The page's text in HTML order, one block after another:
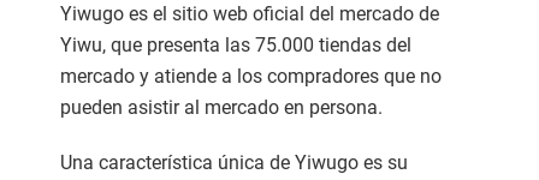
Yiwugo es el sitio web oficial del mercado de
Yiwu, que presenta las 75.000 tiendas del
mercado y atiende a los compradores que no
pueden asistir al mercado en persona.
Una característica única de Yiwugo es su